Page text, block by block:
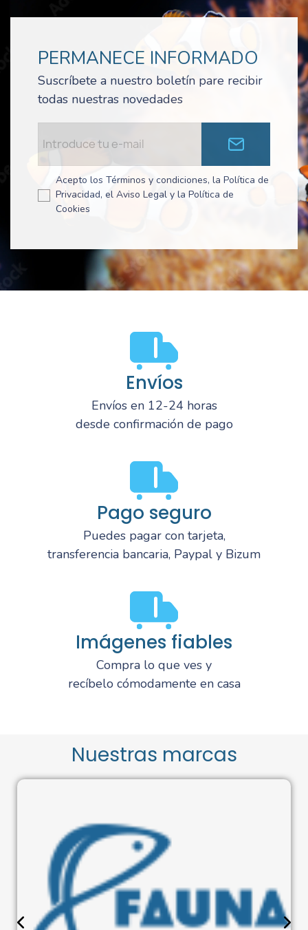
PERMANECE INFORMADO
Suscríbete a nuestro boletín pare recibir
todas nuestras novedades
Acepto los Términos y condiciones, la Política de
Privacidad, el Aviso Legal y la Política de
Cookies
Envíos
Envíos en 12-24 horas
desde confirmación de pago
Pago seguro
Puedes pagar con tarjeta,
transferencia bancaria, Paypal y Bizum
Imágenes fiables
Compra lo que ves y
recíbelo cómodamente en casa
Nuestras marcas